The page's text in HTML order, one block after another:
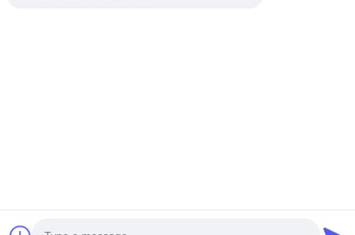
© 2026 Beijing Silk Road Enterprise Management Services Co.,LTD. All